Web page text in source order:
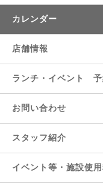
カレンダー
店舗情報
ランチ・イベント 予
お問い合わせ
スタッフ紹介
イベント等・施設使